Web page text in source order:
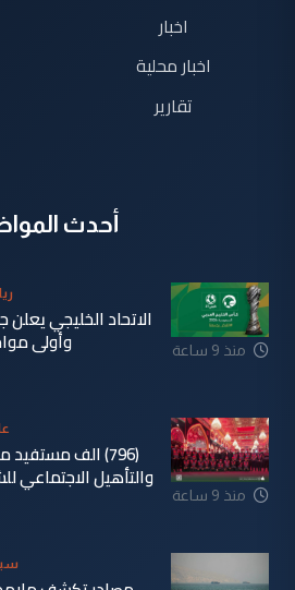
اخبار
اخبار محلية
تقارير
أحدث
منذ 9 ساعة وأولى
منذ 9 ساعة
(796) الف
والتأهيل الاجتماعي